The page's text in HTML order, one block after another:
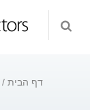
דף הבית